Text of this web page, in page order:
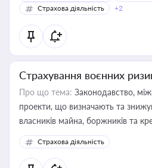
Страхова діяльність
+2
Страхування воєнних
Про що тема: Законодавство,
проекти, що визначають та
власників майна, боржників та
Страхова діяльність